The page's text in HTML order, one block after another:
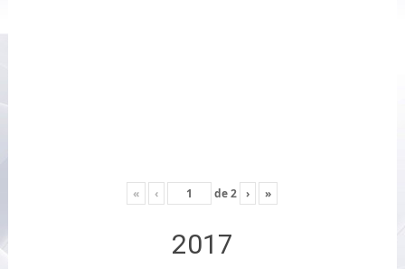
« ‹ de2 › »
2017